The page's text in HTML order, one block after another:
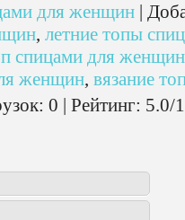
для женщин |
, летние топы
спицами для женщин
женщин, вязание
: 0 | Рейтинг: 5.0/1